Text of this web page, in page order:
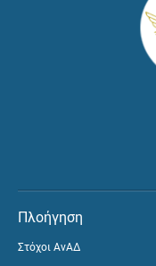
Πλοήγηση
Στόχοι ΑνΑΔ